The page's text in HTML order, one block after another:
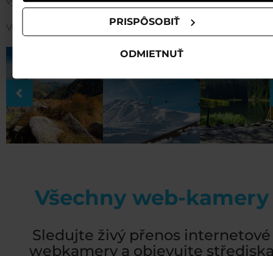
PRISPÔSOBIŤ
ODMIETNUŤ
Víc info:
Všechny web-kamery
Sledujte živý přenos internetové
webkamery a objevujte